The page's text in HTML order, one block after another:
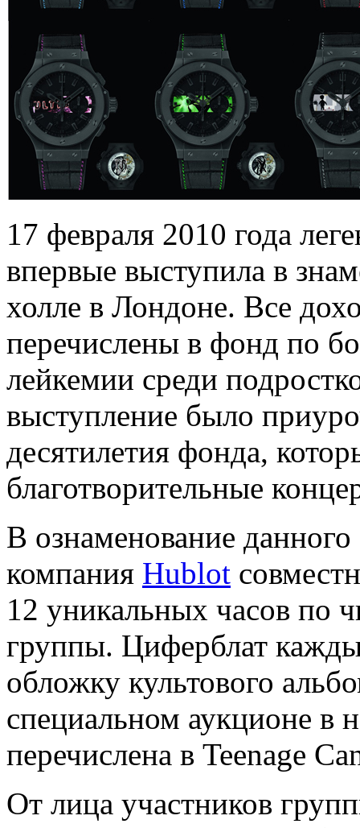
17 февраля 2010 года
впервые выступила в
холле в Лондоне. Все
перечислены в фонд по
лейкемии среди
выступление было
десятилетия фонда,
благотворительные
В ознаменование
компания Hublot
12 уникальных часов по
группы. Циферблат
обложку культового
специальном аукционе в
перечислена в Teenage
От лица участников